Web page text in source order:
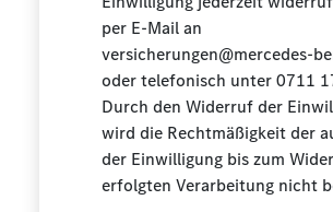
per E-Mail an
versicherungen@mercedes-
oder telefonisch unter 0711
Durch den Widerruf der
wird die Rechtmäßigkeit der
der Einwilligung bis zum
erfolgten Verarbeitung nicht